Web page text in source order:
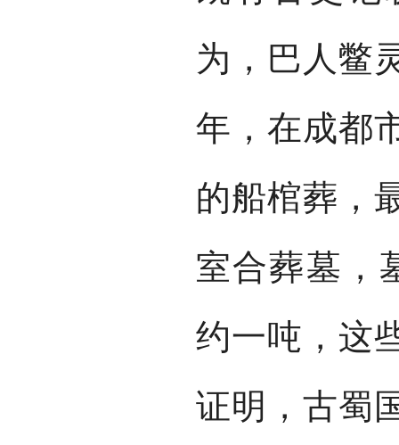
为，巴人鳖
年，在成都
的船棺葬，
室合葬墓，
约一吨，这
证明，古蜀